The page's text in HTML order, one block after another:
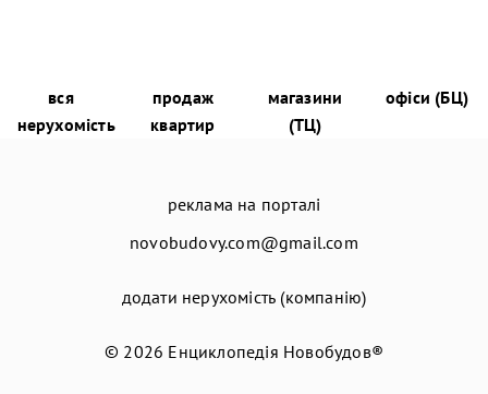
вся
нерухомість
продаж
квартир
магазини
(ТЦ)
офіси (БЦ)
реклама на порталі
novobudovy.com@gmail.com
додати нерухомість (компанію)
© 2026 Енциклопедія Новобудов®